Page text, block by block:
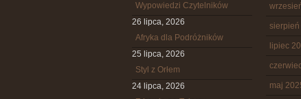
Wypowiedzi Czytelników
26 lipca, 2026
Afryka dla Podróżników
25 lipca, 2026
Styl z Orłem
24 lipca, 2026
sierpień
lipiec
maj